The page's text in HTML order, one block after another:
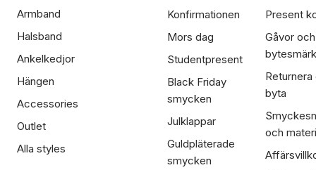
Armband
Halsband
Ankelkedjor
Hängen
Accessories
Outlet
Alla styles
Konfirmationen
Mors dag
Studentpresent
Black Friday
smycken
Julklappar
Guldpläterade
smycken
Present
Gåvor och
Returnera
byta
och